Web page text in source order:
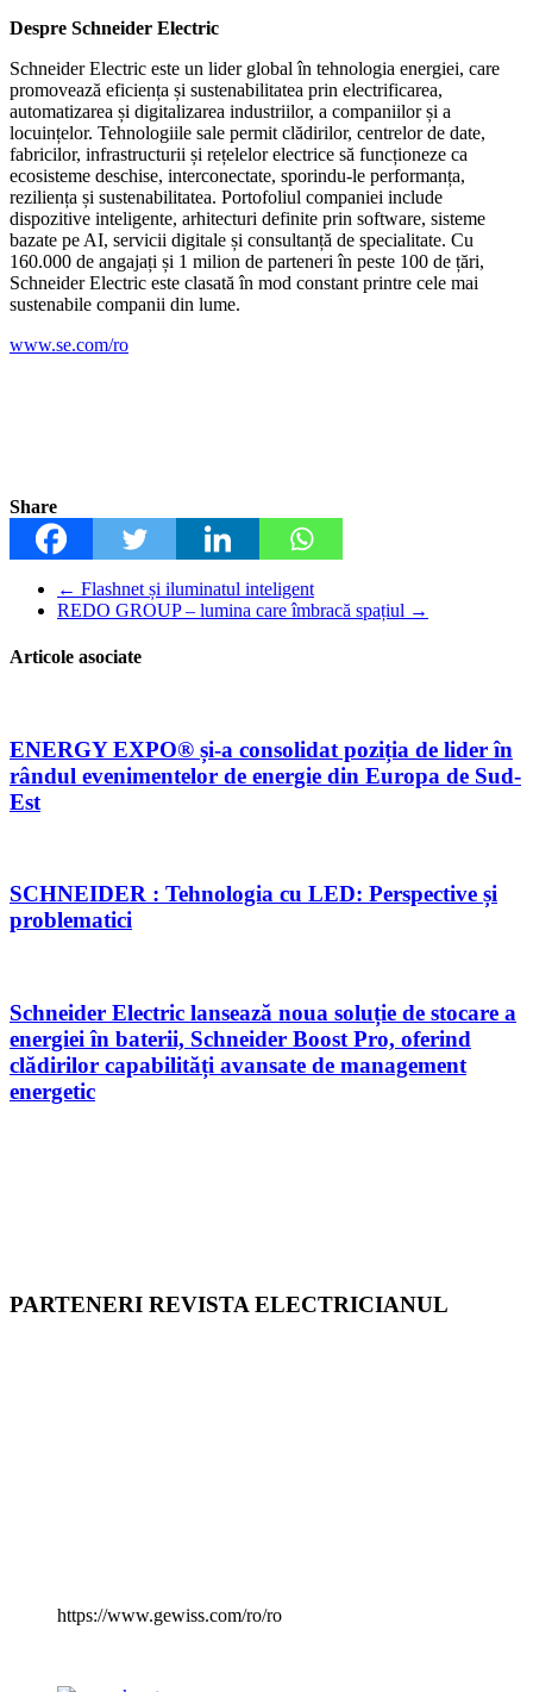
Despre Schneider Electric
Schneider Electric este un lider global în tehnologia energiei, care
promovează eficiența și sustenabilitatea prin electrificarea,
automatizarea și digitalizarea industriilor, a companiilor și a
locuințelor. Tehnologiile sale permit clădirilor, centrelor de date,
fabricilor, infrastructurii și rețelelor electrice să funcționeze ca
ecosisteme deschise, interconectate, sporindu-le performanța,
reziliența și sustenabilitatea. Portofoliul companiei include
dispozitive inteligente, arhitecturi definite prin software, sisteme
bazate pe AI, servicii digitale și consultanță de specialitate. Cu
160.000 de angajați și 1 milion de parteneri în peste 100 de țări,
Schneider Electric este clasată în mod constant printre cele mai
sustenabile companii din lume.
www.se.com/ro
Share
← Flashnet și iluminatul inteligent
REDO GROUP – lumina care îmbracă spațiul →
Articole asociate
ENERGY EXPO® și-a consolidat poziția de lider în
rândul evenimentelor de energie din Europa de Sud-
Est
SCHNEIDER : Tehnologia cu LED: Perspective și
problematici
Schneider Electric lansează noua soluție de stocare a
energiei în baterii, Schneider Boost Pro, oferind
clădirilor capabilități avansate de management
energetic
PARTENERI REVISTA ELECTRICIANUL
https://www.gewiss.com/ro/ro